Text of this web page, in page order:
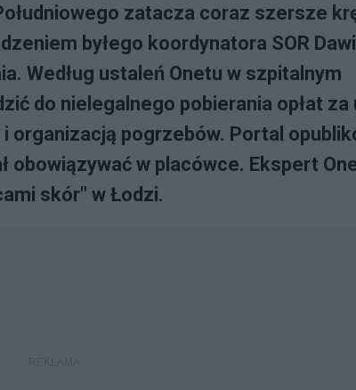
zatacza coraz szersze
byłego koordynatora SOR
Według ustaleń Onetu w szpitalnym
do nielegalnego pobierania opłat za
organizacją pogrzebów. Portal
obowiązywać w placówce. Ekspert
skór" w Łodzi.